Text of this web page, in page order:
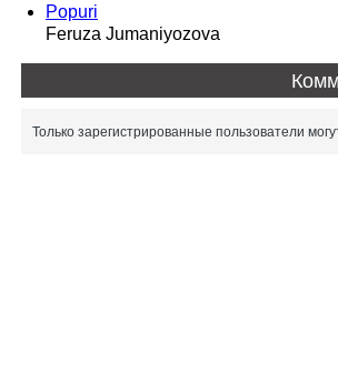
Popuri
Feruza Jumaniyozova
Только зарегистрированные пользователи